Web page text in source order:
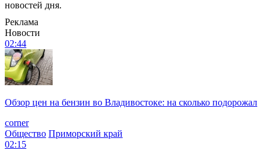
новостей дня.
Реклама
Новости
02:44
Обзор цен на бензин во Владивостоке: на сколько подорожал
corner
Общество Приморский край
02:15